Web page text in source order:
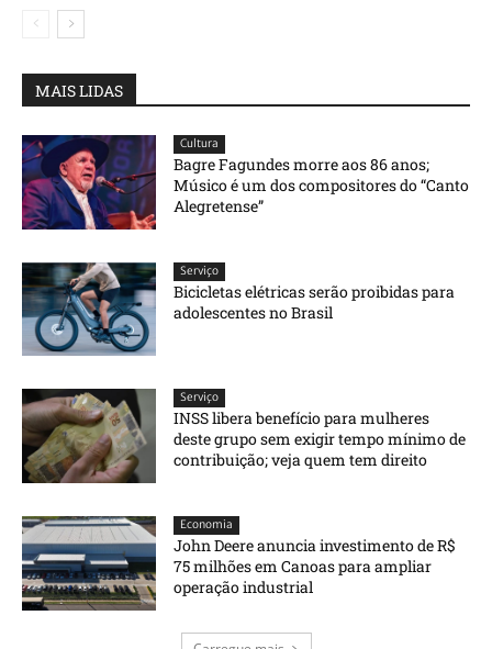
MAIS LIDAS
Cultura
Bagre Fagundes morre aos 86 anos;
Músico é um dos compositores do “Canto
Alegretense”
Serviço
Bicicletas elétricas serão proibidas para
adolescentes no Brasil
Serviço
INSS libera benefício para mulheres
deste grupo sem exigir tempo mínimo de
contribuição; veja quem tem direito
Economia
John Deere anuncia investimento de R$
75 milhões em Canoas para ampliar
operação industrial